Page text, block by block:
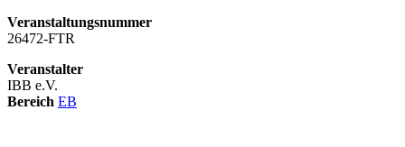
Veranstaltungsnummer
26472-FTR
Veranstalter
IBB e.V.
Bereich EB